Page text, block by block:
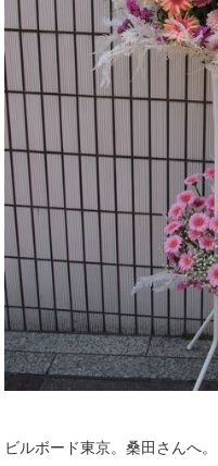
ビルボード東京。桑田さんへ。